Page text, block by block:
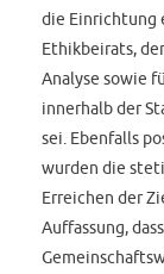
die Einrichtung
Ethikbeirats,
Analyse sowie
innerhalb der
sei. Ebenfalls
wurden die
Erreichen der
Auffassung,